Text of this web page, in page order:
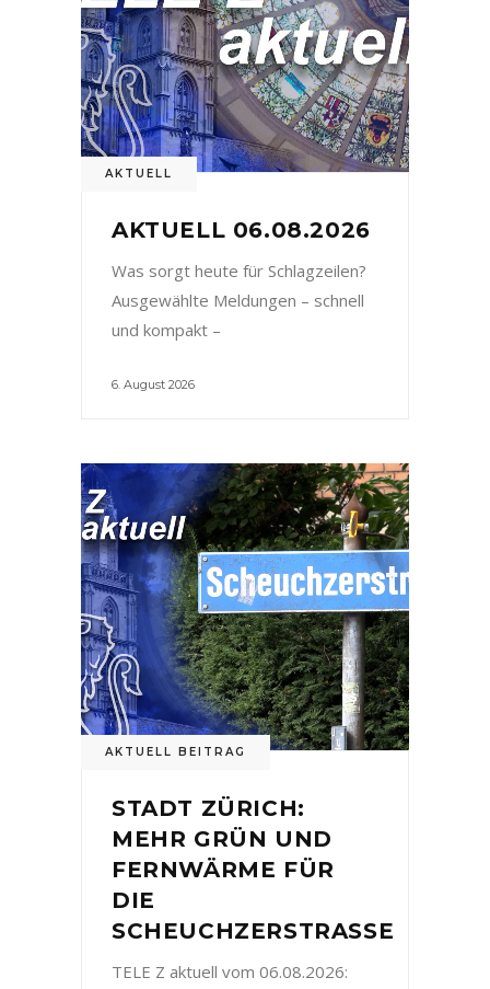
AKTUELL
AKTUELL 06.08.2026
Was sorgt heute für Schlagzeilen?
Ausgewählte Meldungen – schnell
und kompakt –
6. August 2026
AKTUELL BEITRAG
STADT ZÜRICH:
MEHR GRÜN UND
FERNWÄRME FÜR
DIE
SCHEUCHZERSTRASSE
TELE Z aktuell vom 06.08.2026: